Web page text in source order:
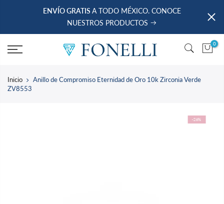
ENVÍO GRATIS A TODO MÉXICO. CONOCE
NUESTROS PRODUCTOS
0
Inicio
Anillo de Compromiso Eternidad de Oro 10k Zirconia Verde
ZV8553
-26%